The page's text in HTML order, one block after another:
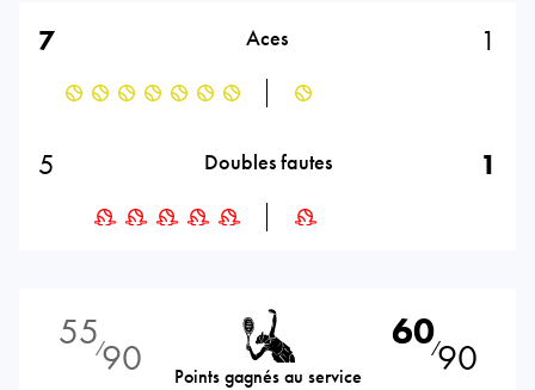
7 Aces 1
5 Doubles fautes 1
55⁄90 Points gagnés au service
60⁄90